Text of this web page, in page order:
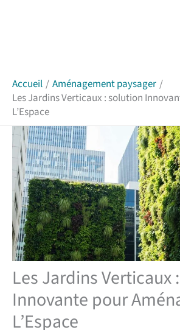
Accueil
Aménagement paysager
Les Jardins Verticaux : solution
L’Espace
Les Jardins Verticaux
Innovante pour
L’Espace